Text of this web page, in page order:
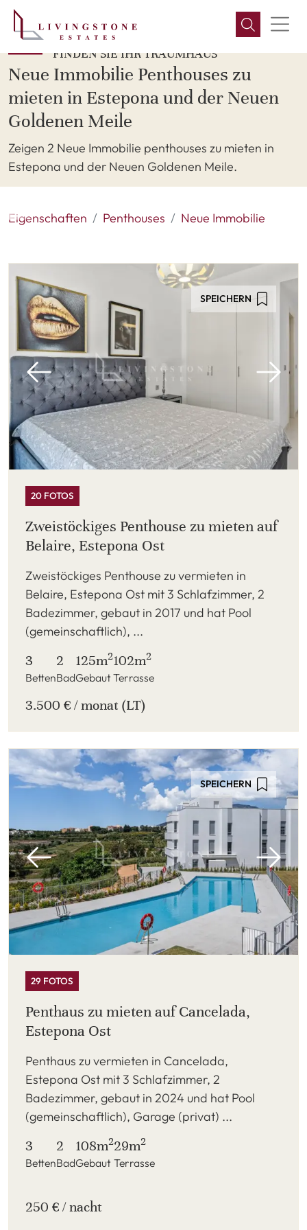
FINDEN SIE IHR TRAUMHAUS
Neue Immobilie Penthouses zu
mieten in Estepona und der Neuen
Goldenen Meile
Zeigen 2 Neue Immobilie penthouses zu mieten in
Estepona und der Neuen Goldenen Meile.
Eigenschaften Penthouses Neue Immobilie
SPEICHERN
20 FOTOS
Zweistöckiges Penthouse zu mieten auf
Belaire, Estepona Ost
Zweistöckiges Penthouse zu vermieten in
Belaire, Estepona Ost mit 3 Schlafzimmer, 2
Badezimmer, gebaut in 2017 und hat Pool
(gemeinschaftlich), ...
3
Betten
2
Bad
125m2
Gebaut
102m2
Terrasse
3.500 € / monat (LT)
SPEICHERN
29 FOTOS
Penthaus zu mieten auf Cancelada,
Estepona Ost
Penthaus zu vermieten in Cancelada,
Estepona Ost mit 3 Schlafzimmer, 2
Badezimmer, gebaut in 2024 und hat Pool
(gemeinschaftlich), Garage (privat) ...
3
Betten
2
Bad
108m2
Gebaut
29m2
Terrasse
250 € / nacht